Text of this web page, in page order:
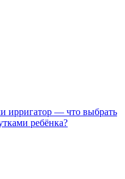
ирригатор — что выбрать
ребёнка?